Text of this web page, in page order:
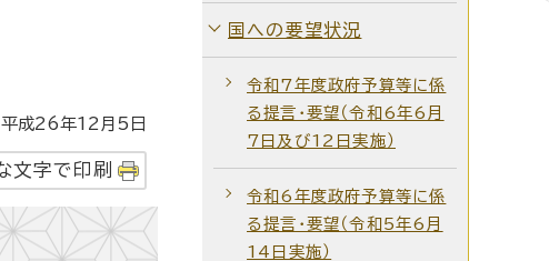
成26年12月5日
文字で印刷
国への要望状況
令和7年度政府予算等に係
る提言・要望（令和6年6月
7日及び12日実施）
令和6年度政府予算等に係
る提言・要望（令和5年6月
14日実施）